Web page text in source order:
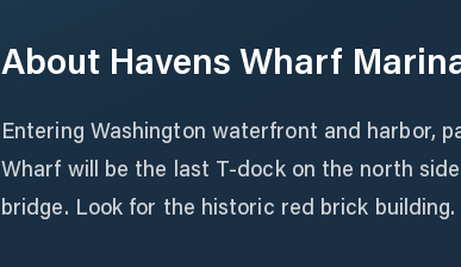
About Havens Wharf
Entering Washington waterfront and harbor,
Wharf will be the last T-dock on the north
bridge. Look for the historic red brick building.